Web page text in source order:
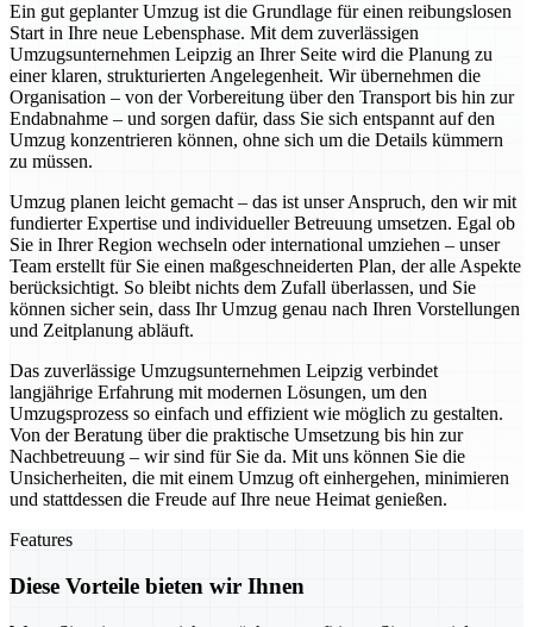
Ein gut geplanter Umzug ist die Grundlage für einen reibungslosen
Start in Ihre neue Lebensphase. Mit dem zuverlässigen
Umzugsunternehmen Leipzig an Ihrer Seite wird die Planung zu
einer klaren, strukturierten Angelegenheit. Wir übernehmen die
Organisation – von der Vorbereitung über den Transport bis hin zur
Endabnahme – und sorgen dafür, dass Sie sich entspannt auf den
Umzug konzentrieren können, ohne sich um die Details kümmern
zu müssen.
Umzug planen leicht gemacht – das ist unser Anspruch, den wir mit
fundierter Expertise und individueller Betreuung umsetzen. Egal ob
Sie in Ihrer Region wechseln oder international umziehen – unser
Team erstellt für Sie einen maßgeschneiderten Plan, der alle Aspekte
berücksichtigt. So bleibt nichts dem Zufall überlassen, und Sie
können sicher sein, dass Ihr Umzug genau nach Ihren Vorstellungen
und Zeitplanung abläuft.
Das zuverlässige Umzugsunternehmen Leipzig verbindet
langjährige Erfahrung mit modernen Lösungen, um den
Umzugsprozess so einfach und effizient wie möglich zu gestalten.
Von der Beratung über die praktische Umsetzung bis hin zur
Nachbetreuung – wir sind für Sie da. Mit uns können Sie die
Unsicherheiten, die mit einem Umzug oft einhergehen, minimieren
und stattdessen die Freude auf Ihre neue Heimat genießen.
Features
Diese Vorteile bieten wir Ihnen